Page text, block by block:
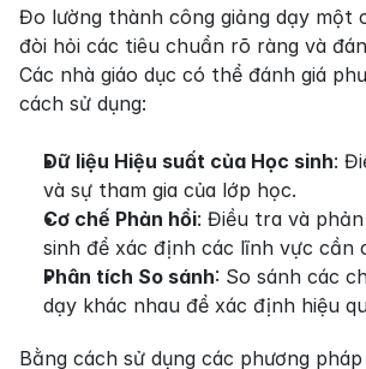
Đo lường thành công giảng dạy một
đòi hỏi các tiêu chuẩn rõ ràng và
Các nhà giáo dục có thể đánh giá
cách sử dụng:
Dữ liệu Hiệu suất của Học sinh:
và sự tham gia của lớp học.
Cơ chế Phản hồi: Điều tra và
sinh để xác định các lĩnh vực cần
Phân tích So sánh: So sánh các
dạy khác nhau để xác định hiệu
Bằng cách sử dụng các phương